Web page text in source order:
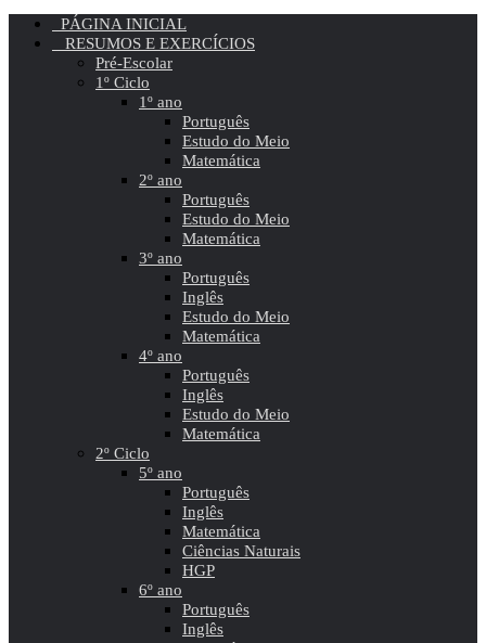
PÁGINA INICIAL
RESUMOS E EXERCÍCIOS
Pré-Escolar
1º Ciclo
1º ano
Português
Estudo do Meio
Matemática
2º ano
Português
Estudo do Meio
Matemática
3º ano
Português
Inglês
Estudo do Meio
Matemática
4º ano
Português
Inglês
Estudo do Meio
Matemática
2º Ciclo
5º ano
Português
Inglês
Matemática
Ciências Naturais
HGP
6º ano
Português
Inglês